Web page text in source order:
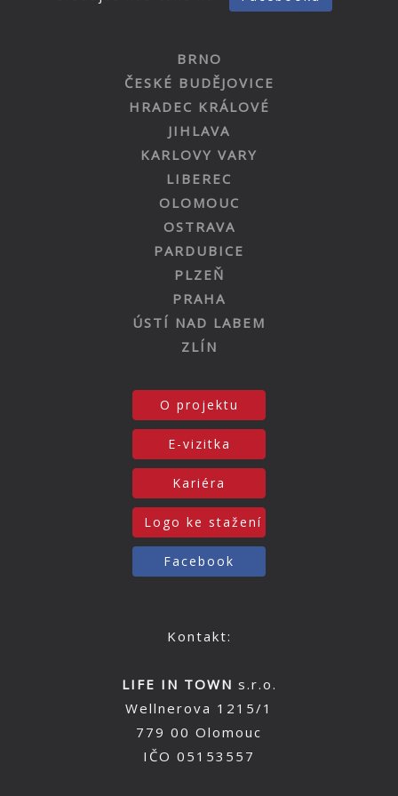
BRNO
ČESKÉ BUDĚJOVICE
HRADEC KRÁLOVÉ
JIHLAVA
KARLOVY VARY
LIBEREC
OLOMOUC
OSTRAVA
PARDUBICE
PLZEŇ
PRAHA
ÚSTÍ NAD LABEM
ZLÍN
O projektu
E-vizitka
Kariéra
Logo ke stažení
Facebook
Kontakt:
LIFE IN TOWN s.r.o.
Wellnerova 1215/1
779 00 Olomouc
IČO 05153557